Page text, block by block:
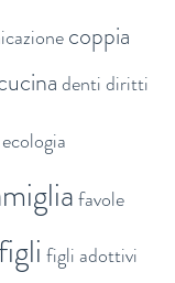
coppia
dentidiritti
ecologia
favole
figli adottivi